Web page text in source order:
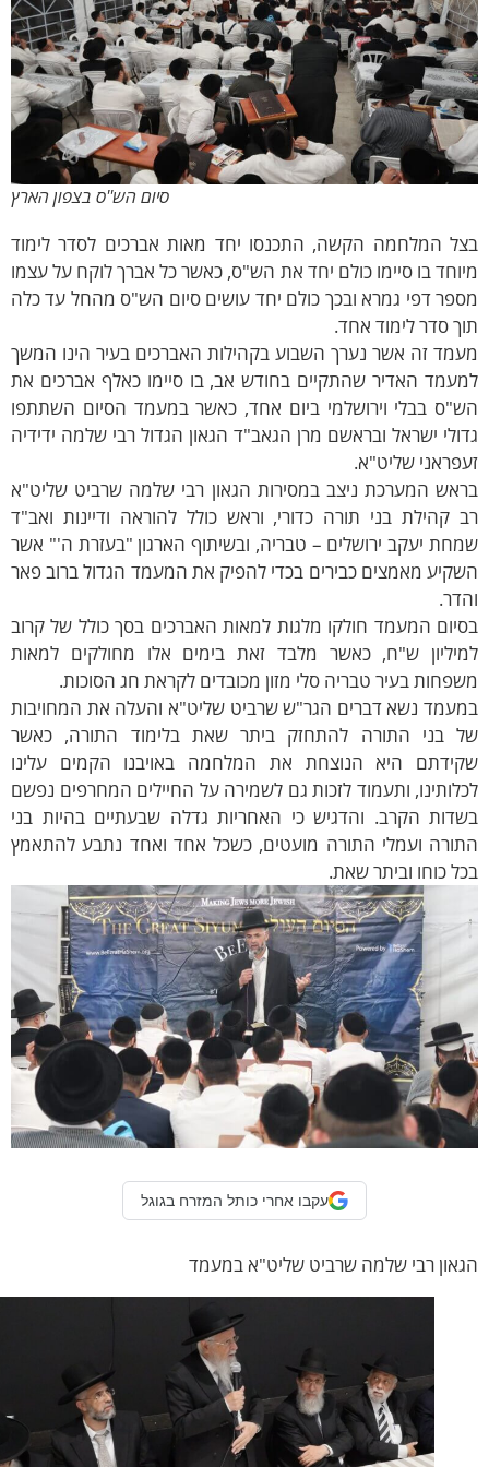
סיום הש''ס בצפון הארץ
המלחמה הקשה, התכנסו יחד מאות אברכים לסדר לימוד
בו סיימו כולם יחד את הש"ס, כאשר כל אברך לוקח על עצמו
דפי גמרא ובכך כולם יחד עושים סיום הש"ס מהחל עד כלה
סדר לימוד אחד.
זה אשר נערך השבוע בקהילות האברכים בעיר הינו המשך
האדיר שהתקיים בחודש אב, בו סיימו כאלף אברכים את
בבלי וירושלמי ביום אחד, כאשר במעמד הסיום השתתפו
ישראל ובראשם מרן הגאב"ד הגאון הגדול רבי שלמה ידידיה
שליט"א.
המערכת ניצב במסירות הגאון רבי שלמה שרביט שליט"א
בני תורה כדורי, וראש כולל להוראה ודיינות ואב"ד
יעקב ירושלים – טבריה, ובשיתוף הארגון "בעזרת ה'" אשר
מאמצים כבירים בכדי להפיק את המעמד הגדול ברוב פאר
המעמד חולקו מלגות למאות האברכים בסך כולל של קרוב
ש"ח, כאשר מלבד זאת בימים אלו מחולקים למאות
בעיר טבריה סלי מזון מכובדים לקראת חג הסוכות.
נשא דברים הגר"ש שרביט שליט"א והעלה את המחויבות
בני התורה להתחזק ביתר שאת בלימוד התורה, כאשר
היא הנוצחת את המלחמה באויבנו הקמים עלינו
ותעמוד לזכות גם לשמירה על החיילים המחרפים נפשם
הקרב. והדגיש כי האחריות גדלה שבעתיים בהיות בני
ועמלי התורה מועטים, כשכל אחד ואחד נתבע להתאמץ
כוחו וביתר שאת.
עקבו אחרי כותל המזרח בגוגל
רבי שלמה שרביט שליט"א במעמד